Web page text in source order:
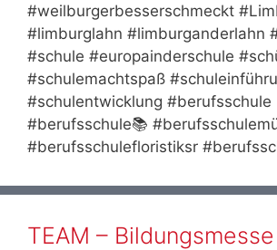
#weilburgerbesserschmeckt
#limburglahn #limburganderlahn
#schule #europainderschule
#schulemachtspaß
#schulentwicklung #berufsschule
#berufsschule📚
#berufsschulefloristiksr
TEAM –